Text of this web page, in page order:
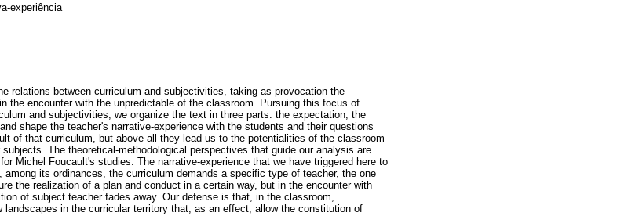
experiência
relations between curriculum and subjectivities, taking as provocation the
the encounter with the unpredictable of the classroom. Pursuing this focus of
and subjectivities, we organize the text in three parts: the expectation, the
shape the teacher's narrative-experience with the students and their questions
of that curriculum, but above all they lead us to the potentialities of the classroom
The theoretical-methodological perspectives that guide our analysis are
Michel Foucault's studies. The narrative-experience that we have triggered here to
its ordinances, the curriculum demands a specific type of teacher, the one
the realization of a plan and conduct in a certain way, but in the encounter with
of subject teacher fades away. Our defense is that, in the classroom,
in the curricular territory that, as an effect, allow the constitution of